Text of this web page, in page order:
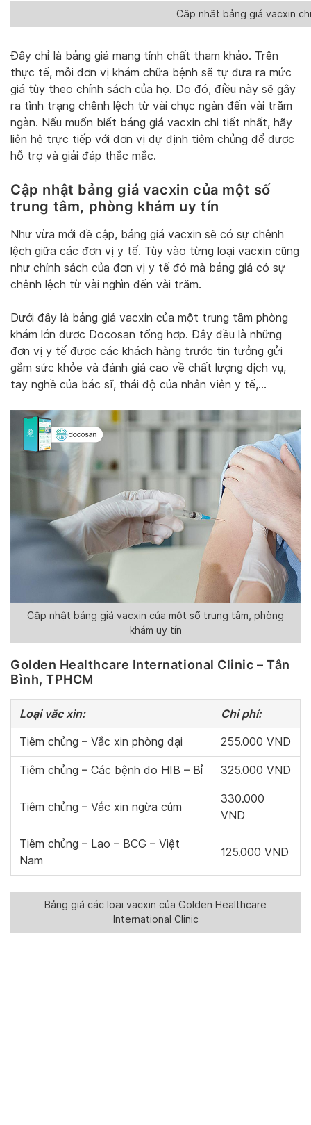
Cập nhật bảng giá vacxin
Đây chỉ là bảng giá mang tính chất tham khảo. Trên
thực tế, mỗi đơn vị khám chữa bệnh sẽ tự đưa ra mức
giá tùy theo chính sách của họ. Do đó, điều này sẽ gây
ra tình trạng chênh lệch từ vài chục ngàn đến vài trăm
ngàn. Nếu muốn biết bảng giá vacxin chi tiết nhất, hãy
liên hệ trực tiếp với đơn vị dự định tiêm chủng để được
hỗ trợ và giải đáp thắc mắc.
Cập nhật bảng giá vacxin của một số
trung tâm, phòng khám uy tín
Như vừa mới đề cập, bảng giá vacxin sẽ có sự chênh
lệch giữa các đơn vị y tế. Tùy vào từng loại vacxin cũng
như chính sách của đơn vị y tế đó mà bảng giá có sự
chênh lệch từ vài nghìn đến vài trăm.
Dưới đây là bảng giá vacxin của một trung tâm phòng
khám lớn được Docosan tổng hợp. Đây đều là những
đơn vị y tế được các khách hàng trước tin tưởng gửi
gắm sức khỏe và đánh giá cao về chất lượng dịch vụ,
tay nghề của bác sĩ, thái độ của nhân viên y tế,…
Cập nhật bảng giá vacxin của một số trung tâm, phòng
khám uy tín
Golden Healthcare International Clinic – Tân
Bình, TPHCM
Loại vắc xin: Chi phí:
Tiêm chủng – Vắc xin phòng dại 255.000 VND
Tiêm chủng – Các bệnh do HIB – Bỉ 325.000 VND
Tiêm chủng – Vắc xin ngừa cúm
330.000
VND
Tiêm chủng – Lao – BCG – Việt
Nam
125.000 VND
Bảng giá các loại vacxin của Golden Healthcare
International Clinic